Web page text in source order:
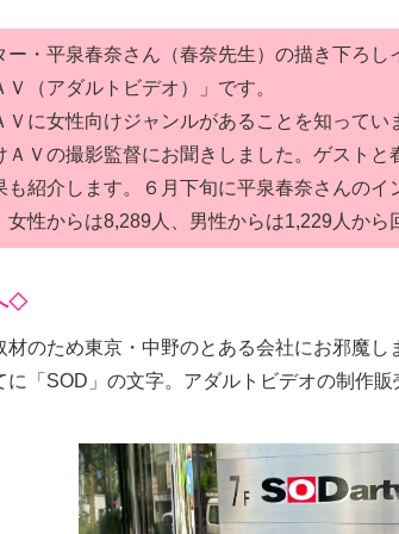
・平泉春奈さん（春奈先生）の描き下ろし
（アダルトビデオ）」です。
に女性向けジャンルがあることを知って
Ｖの撮影監督にお聞きしました。ゲストと
紹介します。６月下旬に平泉春奈さんの
性からは8,289人、男性からは1,229人から
◇
のため東京・中野のとある会社にお邪魔し
に「SOD」の文字。アダルトビデオの制作